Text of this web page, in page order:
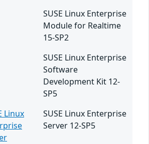
SUSE Linux Enterprise
Module for Realtime
15-SP2
SUSE Linux Enterprise
Software
Development Kit 12-
SP5
Linux
SUSE Linux Enterprise
Server 12-SP5